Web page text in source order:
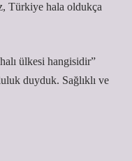
Türkiye hala oldukça
ülkesi hangisidir”
duyduk. Sağlıklı ve